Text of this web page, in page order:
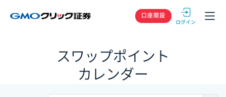
GMOクリック
口座開設
スワップポイント
カレンダー